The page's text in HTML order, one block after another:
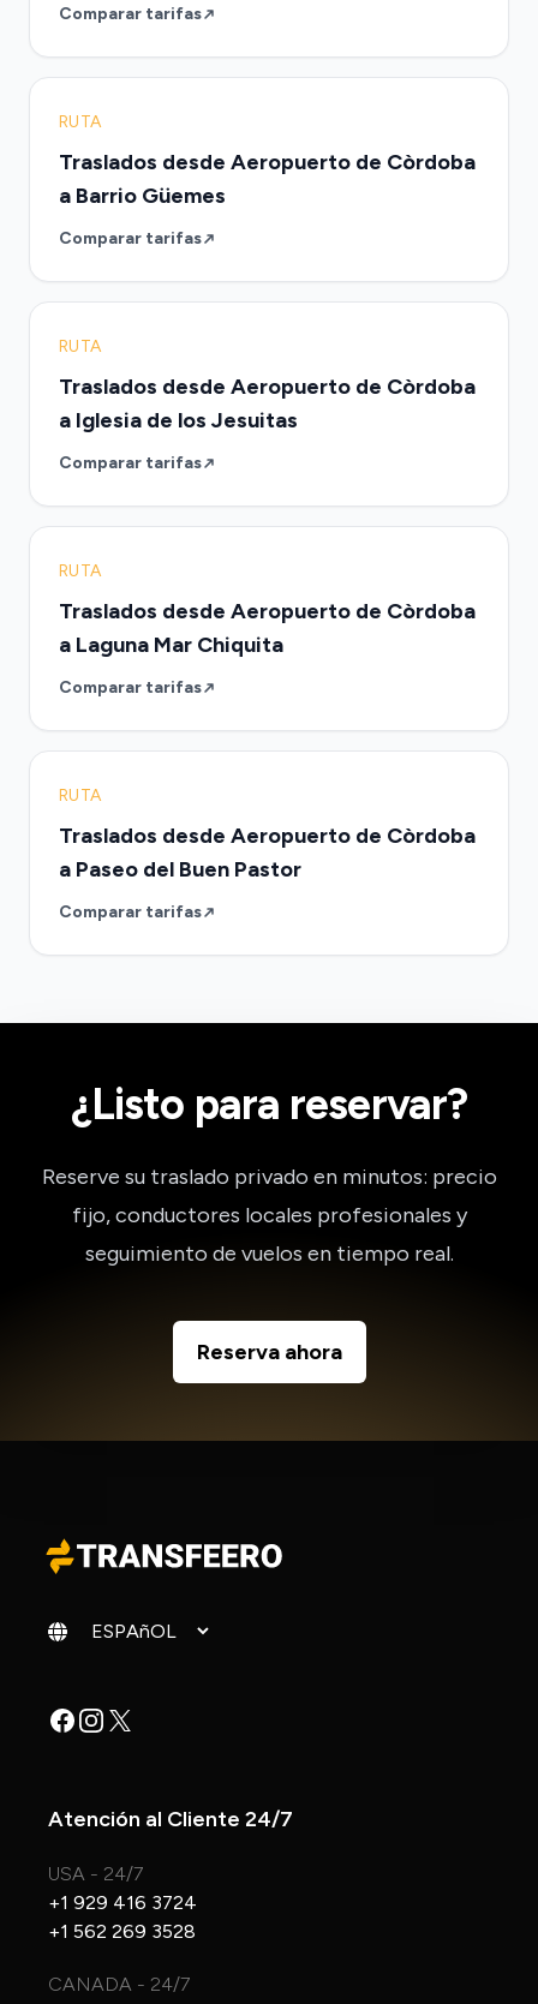
Comparar tarifas
RUTA
Traslados desde Aeropuerto de Còrdoba
a Barrio Güemes
Comparar tarifas
RUTA
Traslados desde Aeropuerto de Còrdoba
a Iglesia de los Jesuitas
Comparar tarifas
RUTA
Traslados desde Aeropuerto de Còrdoba
a Laguna Mar Chiquita
Comparar tarifas
RUTA
Traslados desde Aeropuerto de Còrdoba
a Paseo del Buen Pastor
Comparar tarifas
¿Listo para reservar?
Reserve su traslado privado en minutos: precio
fijo, conductores locales profesionales y
seguimiento de vuelos en tiempo real.
Reserva ahora
Cambiar idioma
Facebook
Instagram
X
Atención al Cliente 24/7
USA - 24/7
+1 929 416 3724
+1 562 269 3528
CANADA - 24/7